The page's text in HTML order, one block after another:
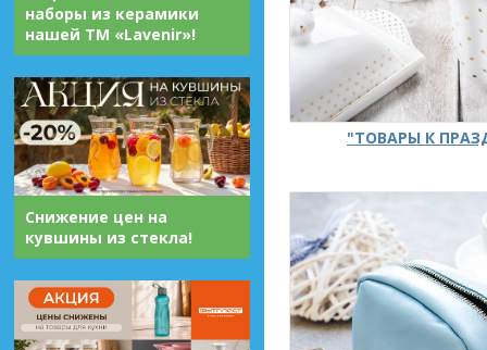
наборы из керамики
нашей ТМ «Lavenir»!
Снижение цен на
кувшины из стекла!
"ТОВАРЫ К